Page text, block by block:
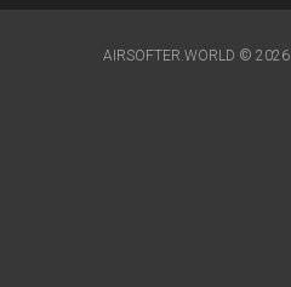
AIRSOFTER.WORLD © 2026